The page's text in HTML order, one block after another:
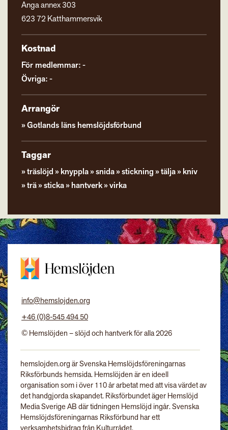
Anga annex 303
623 72 Katthammersvik
Kostnad
För medlemmar: -
Övriga: -
Arrangör
Gotlands läns hemslöjdsförbund
Taggar
träslöjd knyppla snida stickning tälja
kniv
trä
sticka hantverk virka
info@hemslojden.org
+46 (0)8-545 494 50
© Hemslöjden – slöjd och hantverk för alla 2026
hemslojden.org är Svenska Hemslöjdsföreningarnas
Riksförbunds hemsida. Hemslöjden är en ideell
organisation som i över 110 år arbetat med att visa värdet av
det handgjorda skapandet. Riksförbundet äger Hemslöjd
Media Sverige AB där tidningen Hemslöjd ingår. Svenska
Hemslöjdsföreningarnas Riksförbund har ett